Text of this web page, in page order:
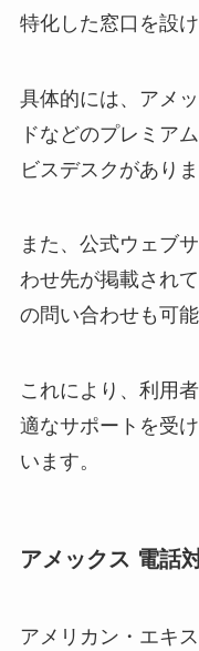
特化した窓口を設
具体的には、アメ
ドなどのプレミア
ビスデスクがありま
また、公式ウェブ
わせ先が掲載され
の問い合わせも可能
これにより、利用
適なサポートを受
います。
アメックス 電話
アメリカン・エキ